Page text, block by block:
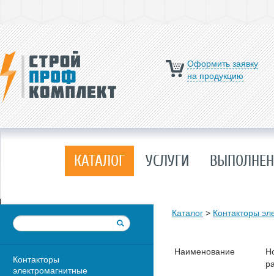
Оформить заявку
на продукцию
КАТАЛОГ УСЛУГИ
Контакторы
электромагнитные
Каталог > Контакторы
Наименование